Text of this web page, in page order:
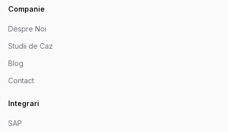
Companie
Despre Noi
Studii de Caz
Blog
Contact
Integrari
SAP